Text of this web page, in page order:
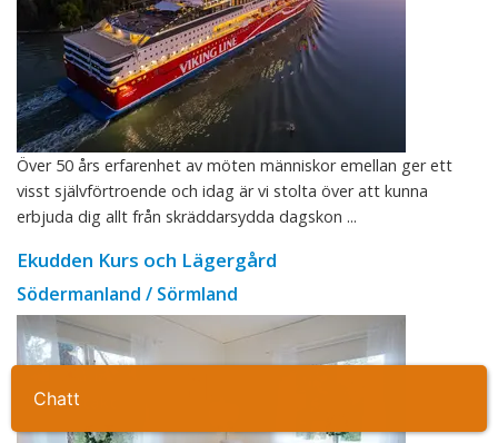
Ta kontakt
Över 50 års erfarenhet av möten människor emellan ger ett
visst självförtroende och idag är vi stolta över att kunna
erbjuda dig allt från skräddarsydda dagskon ...
Ekudden Kurs och Lägergård
Södermanland / Sörmland